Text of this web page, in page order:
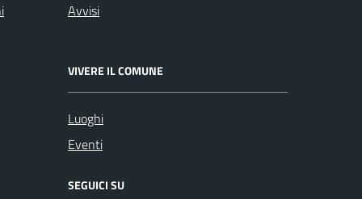
Avvisi
VIVERE IL COMUNE
Luoghi
Eventi
SEGUICI SU